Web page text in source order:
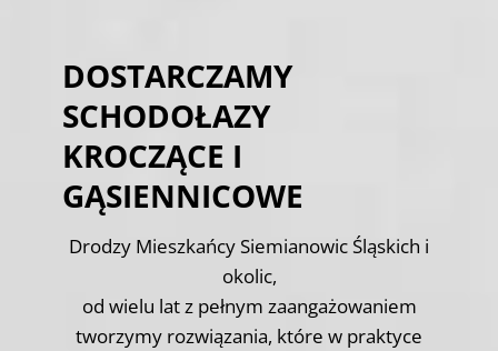
DOSTARCZAMY
SCHODOŁAZY
KROCZĄCE I
GĄSIENNICOWE
Drodzy Mieszkańcy Siemianowic Śląskich i
okolic,
od wielu lat z pełnym zaangażowaniem
tworzymy rozwiązania, które w praktyce